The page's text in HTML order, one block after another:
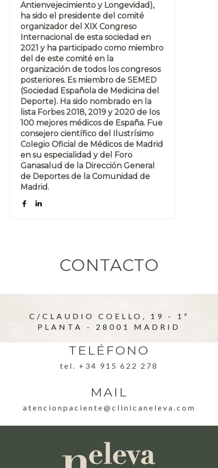
Antienvejecimiento y Longevidad),
ha sido el presidente del comité
organizador del XIX Congreso
Internacional de esta sociedad en
2021 y ha participado como miembro
del de este comité en la
organización de todos los congresos
posteriores. Es miembro de SEMED
(Sociedad Española de Medicina del
Deporte). Ha sido nombrado en la
lista Forbes 2018, 2019 y 2020 de los
100 mejores médicos de España. Fue
consejero científico del Ilustrísimo
Colegio Oficial de Médicos de Madrid
en su especialidad y del Foro
Ganasalud de la Dirección General
de Deportes de la Comunidad de
Madrid.
CONTACTO
C/CLAUDIO COELLO, 19 - 1ª
PLANTA - 28001 MADRID
TELÉFONO
tel. +34 915 622 278
MAIL
atencionpaciente@clinicaneleva.com